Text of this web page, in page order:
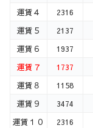
運賃４
2316
運賃５
2137
運賃６
1937
運賃７
1737
運賃８
1158
運賃９
3474
運賃１０
2316